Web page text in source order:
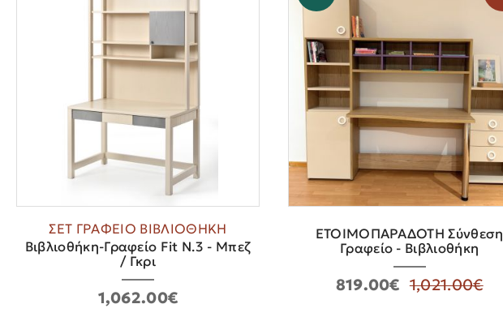
ΣΕΤ ΓΡΑΦΕΙΟ ΒΙΒΛΙΟΘΗΚΗ
Βιβλιοθήκη-Γραφείο Fit N.3 - Μπεζ
/ Γκρι
1,062.00€
ΕΤΟΙΜΟΠΑΡΑΔΟΤΗ Σύνθεση
Γραφείο - Βιβλιοθήκη
819.00€ 1,021.00€